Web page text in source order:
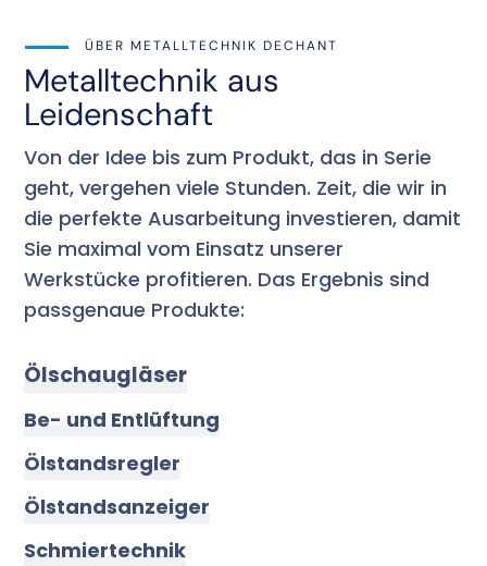
ÜBER METALLTECHNIK DECHANT
Metalltechnik aus
Leidenschaft
Von der Idee bis zum Produkt, das in Serie
geht, vergehen viele Stunden. Zeit, die wir in
die perfekte Ausarbeitung investieren, damit
Sie maximal vom Einsatz unserer
Werkstücke profitieren. Das Ergebnis sind
passgenaue Produkte:
Ölschaugläser
Be- und Entlüftung
Ölstandsregler
Ölstandsanzeiger
Schmiertechnik